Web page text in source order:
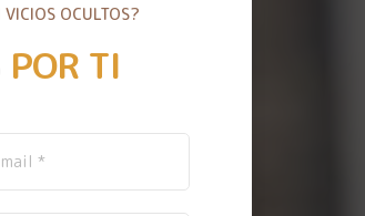
OCULTOS?
POR TI